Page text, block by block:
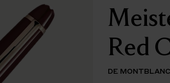
Red
DE MONTBLANC